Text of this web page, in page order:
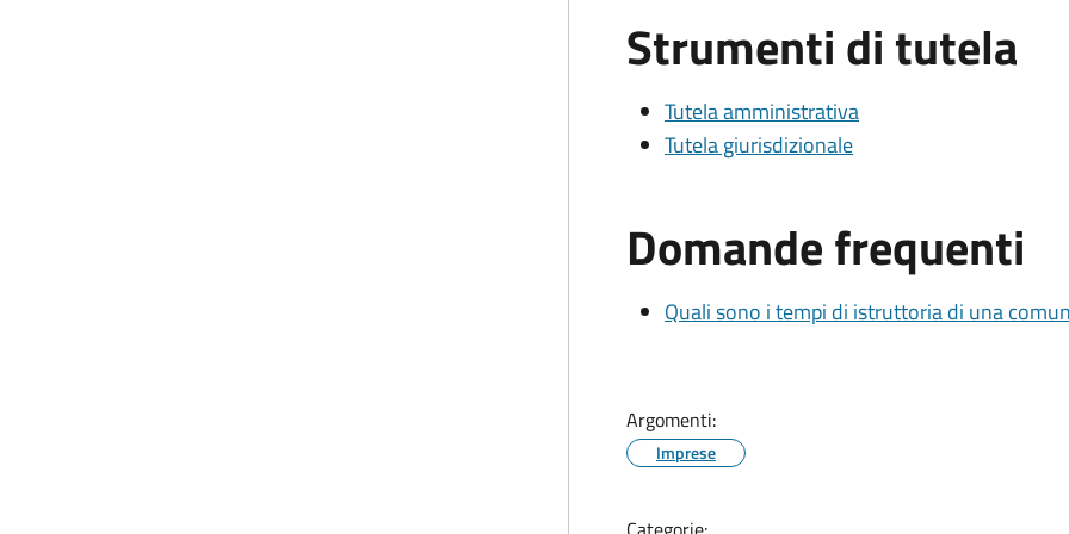
Strumenti di tutela
Tutela amministrativa
Tutela giurisdizionale
Domande frequenti
Quali sono i tempi di istruttoria di una
Argomenti:
Imprese